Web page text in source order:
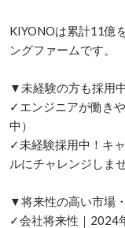
KIYONOは累計11億
ングファームです。
▼未経験の方も採用
✓エンジニアが働き
中）
✓未経験採用中！キ
ルにチャレンジしま
▼将来性の高い市場
✓会社将来性｜2024